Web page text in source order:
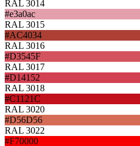
RAL 3014
#e3a0ac
RAL 3015
#AC4034
RAL 3016
#D3545F
RAL 3017
#D14152
RAL 3018
#C1121C
RAL 3020
#D56D56
RAL 3022
#F70000